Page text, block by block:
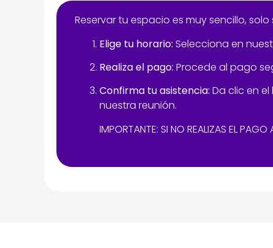
Reservar tu espacio es muy sencillo,
Elige tu horario: Selecciona en
Realiza el pago: Procede al pago
Confirma tu asistencia: Da clic en
nuestra reunión.
IMPORTANTE: SI NO REALIZAS EL